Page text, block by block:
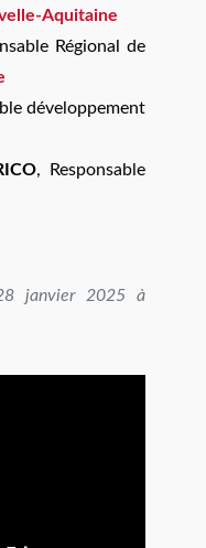
Aquitaine
Régional de
développement
, Responsable
janvier 2025 à